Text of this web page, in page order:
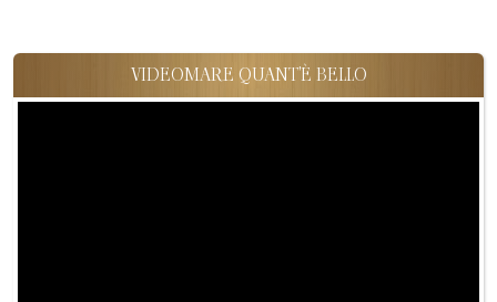
VIDEOMARE QUANT'È BELLO